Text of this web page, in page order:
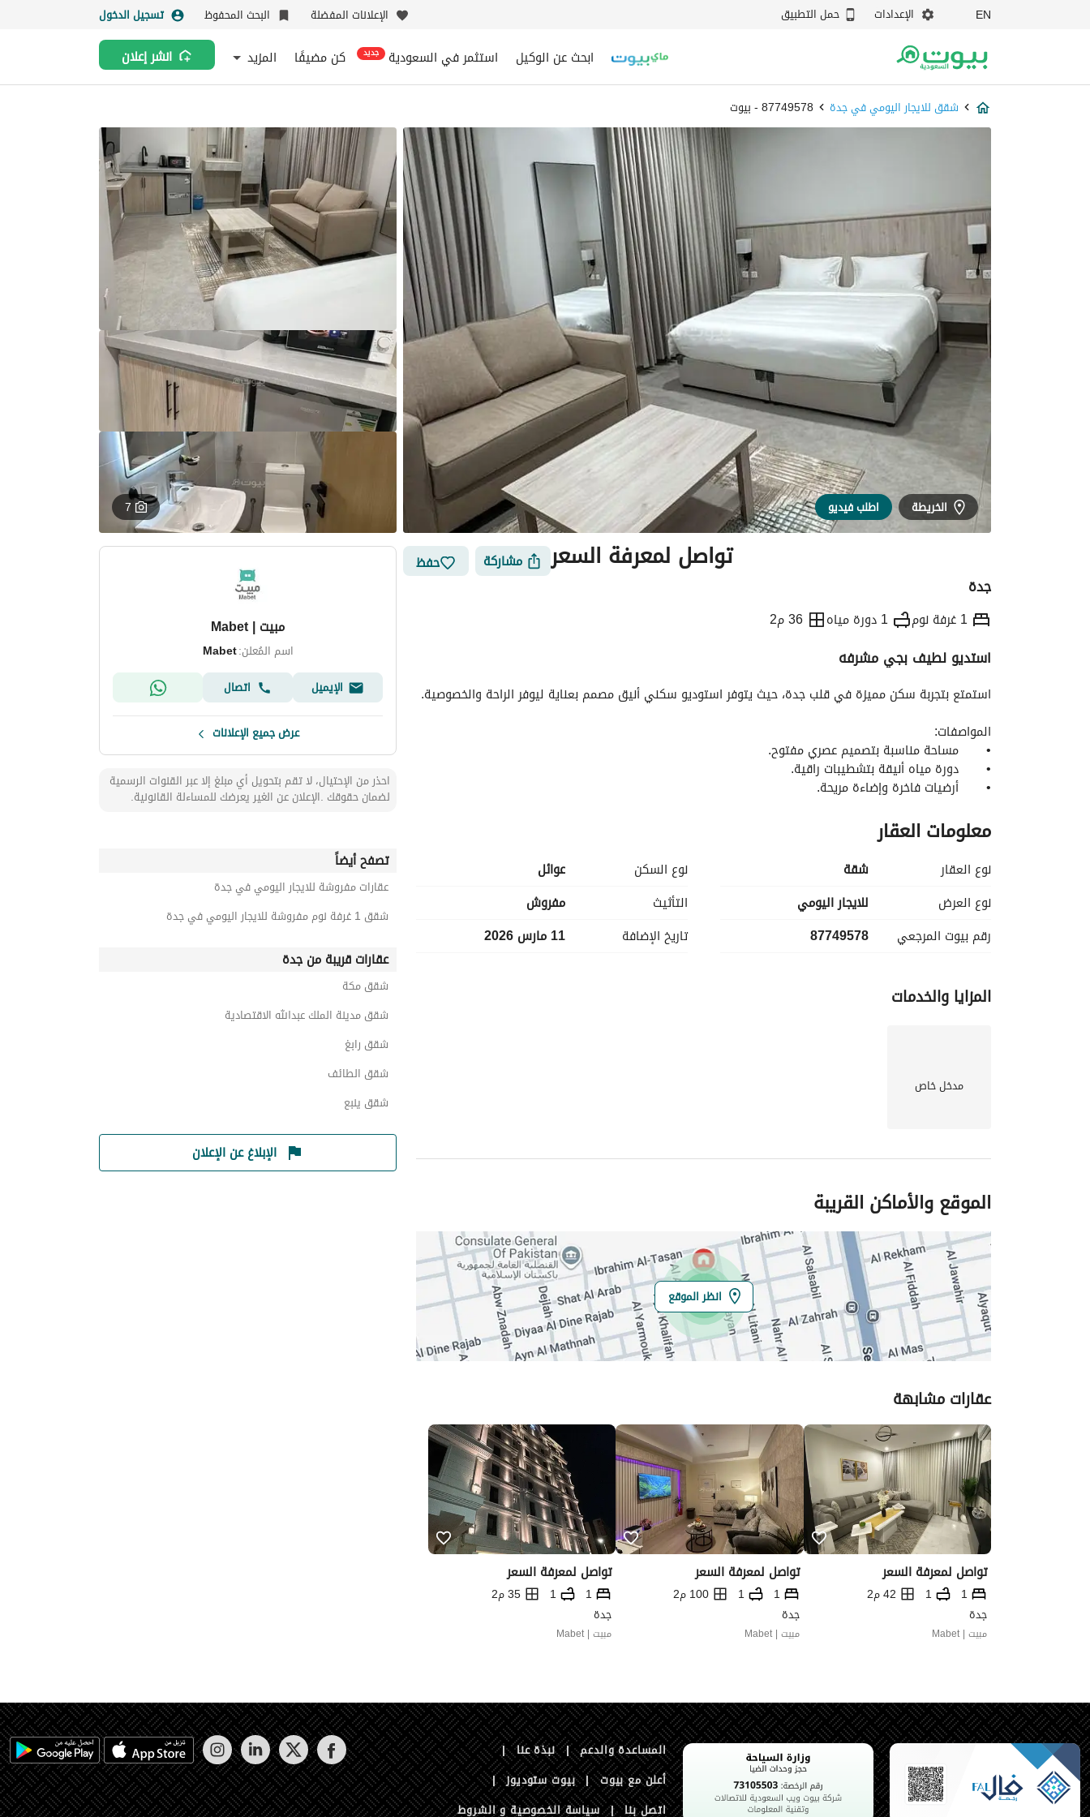
EN الإعدادات حمل التطبيق الإعلانات المفضلة البحث المحفوظ تسجيل الدخول
ابحث عن الوكيل استثمر في السعودية جديد كن مضيفًا المزيد انشر إعلان
شقق للايجار اليومي في جدة 87749578 - بيوت
الخريطة اطلب فيديو 7
تواصل لمعرفة السعر مشاركة حفظ
جدة
1 غرفة نوم 1 دورة مياه 36 م2
معلومات وزارة السياحة
استديو لطيف بجي مشرفه
استمتع بتجربة سكن مميزة في قلب جدة، حيث يتوفر استوديو سكني أنيق مصمم بعناية ليوفر الراحة والخصوصية.
المواصفات:
•	مساحة مناسبة بتصميم عصري مفتوح.
•	دورة مياه أنيقة بتشطيبات راقية.
•	أرضيات فاخرة وإضاءة مريحة.
مميزات الموقع:
•	يقع في حي مشرفة الحيوي، بالقرب من جميع الخدمات.
•	سهولة الوصول إلى الطرق الرئيسية والأحياء المهمة.
•	محيط آمن وهادئ مع توافر المرافق الضرورية.
هذا الاستوديو مناسب للباحثين عن سكن عملي ومريح في موقع استراتيجي داخل جدة
معلومات العقار
نوع العقار
شقة
نوع العرض
للايجار اليومي
رقم بيوت المرجعي
87749578
نوع السكن
عوائل
التأثيث
مفروش
تاريخ الإضافة
11 مارس 2026
المزايا والخدمات
مدخل خاص
الموقع والأماكن القريبة
انظر الموقع
عقارات مشابهة
تواصل لمعرفة السعر
1
1
42 م2
جدة
مبيت | Mabet
تواصل لمعرفة السعر
1
1
100 م2
جدة
مبيت | Mabet
تواصل لمعرفة السعر
1
1
35 م2
جدة
مبيت | Mabet
مبيت | Mabet
اسم المُعلن:Mabet
الإيميل
اتصال
عرض جميع الإعلانات
احذر من الإحتيال، لا تقم بتحويل أي مبلغ إلا عبر القنوات الرسمية
لضمان حقوقك .الإعلان عن الغير يعرضك للمساءلة القانونية.
تصفح أيضاً
عقارات مفروشة للايجار اليومي في جدة
شقق 1 غرفة نوم مفروشة للايجار اليومي في جدة
عقارات قريبة من جدة
شقق مكة
شقق مدينة الملك عبدالله الاقتصادية
شقق رابغ
شقق الطائف
شقق ينبع
الإبلاغ عن الإعلان
المساعدة والدعم | نبذة عنا |
أعلن مع بيوت | بيوت ستوديوز |
اتصل بنا | سياسة الخصوصية و الشروط